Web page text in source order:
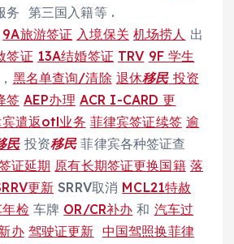
务 第三国入籍等 .
9A旅游签证 入境保关 机场捞人 出
签证 13A结婚签证 TRV 9F 学生
， 黑名单查询/清除 退休移民 投资
签 AEP办理 ACR I-CARD 更
遣返otl业务 菲律宾签证续签 逾
民投资移民菲律宾各种签证查
证延期 原有长期签证更换国籍 落
更新 SRRV取消 MCL21特赦
检 车牌 OR/CR补办 和 汽车过
办 驾驶证更新 中国驾照换菲律